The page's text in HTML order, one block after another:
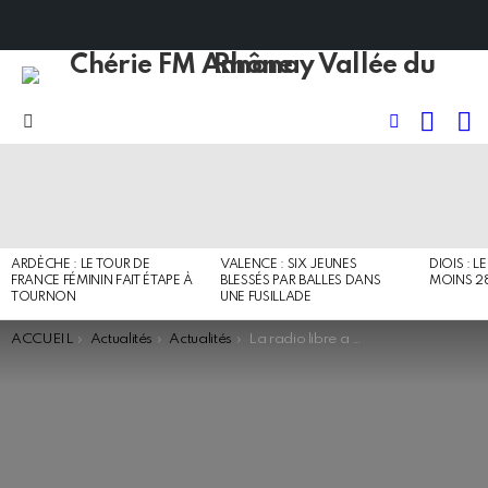
FOLLOW
ARDÈCHE : LE TOUR DE
FRANCE FÉMININ FAIT ÉTAPE À
TOURNON
VALENCE : SIX JEUNES
BLESSÉS PAR BALLES DANS
UNE FUSILLADE
DIOIS :
MOINS
You are here:
ACCUEIL Actualités Actualités La radio libre a 40 ans ! Retrouvez quelques passages de notre édition spéciale fête de la radio